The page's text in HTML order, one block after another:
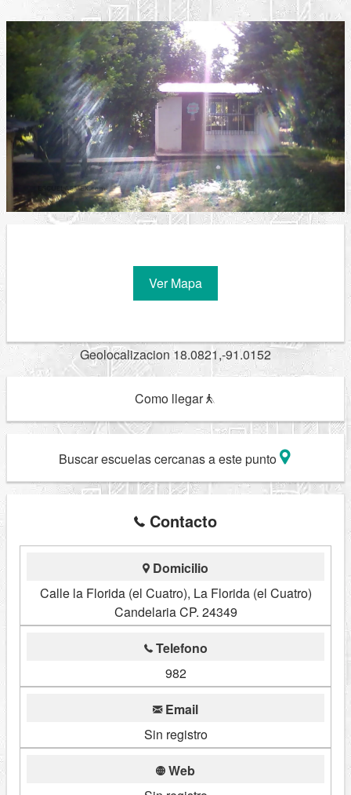
Ver Mapa
Geolocalizacion 18.0821,-91.0152
Como llegar
Buscar escuelas cercanas a este punto
Contacto
Domicilio
Calle la Florida (el Cuatro), La Florida (el Cuatro)
Candelaria CP. 24349
Telefono
982
Email
Sin registro
Web